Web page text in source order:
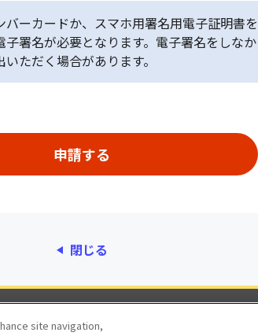
バーカードか、スマホ用署名用電子証明書
署名が必要となります。電子署名をしな
ただく場合があります。
閉じる
個人情報保護 利用規約 アクセシ
site navigation,